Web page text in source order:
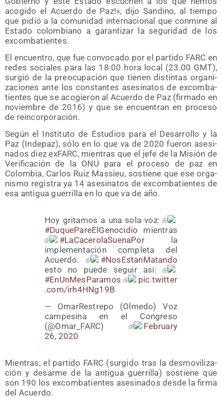
aco­gi­do el Acuer­do de Paz!», dijo San­dino, al tiem­po
que pidió a la comu­ni­dad inter­na­cio­nal que con­mi­ne al
Esta­do colom­biano a garan­ti­zar la segu­ri­dad de los
excombatientes.
El encuen­tro, que fue con­vo­ca­do por el par­ti­do FARC en
redes socia­les para las 18.00 hora local (23.00 GMT),
sur­gió de la preo­cu­pa­ción que tie­nen dis­tin­tas orga­ni­
za­cio­nes ante los cons­tan­tes ase­si­na­tos de excom­ba­
tien­tes que se aco­gie­ron al Acuer­do de Paz (fir­ma­do en
noviem­bre de 2016) y que se encuen­tran en pro­ce­so
de reincorporación.
Según el Ins­ti­tu­to de Estu­dios para el Desa­rro­llo y la
Paz (Inde­paz), sólo en lo que va de 2020 fue­ron ase­si­
na­dos diez exFARC, mien­tras que el jefe de la Misión de
Veri­fi­ca­ción de la ONU para el pro­ce­so de paz en
Colom­bia, Car­los Ruiz Mas­sieu, sos­tie­ne que ese orga­
nis­mo regis­tra ya 14 ase­si­na­tos de excom­ba­tien­tes de
esa anti­gua gue­rri­lla en lo que va de año.
Hoy gri­ta­mos a una sola voz:
#Duque­Pa­reEl­Ge­no­ci­dio mien­tras
#LaCa­ce­ro­la­Sue­na­Porla
imple­men­ta­ción com­ple­ta del
Acuer­do.
#NosEs­tan­Ma­tan­do
esto no pue­de seguir así:
#EnUn­Mes­Pa­ra­mos
pic​.twit​ter​
.com/​i​r​h​4​H​N​g​19B
— Oma­rRes­tre­po (Olme­do) Voz
cam­pe­si­na en el Con­gre­so
(@Omar_FARC)
February
26, 2020
Mien­tras, el par­ti­do FARC (sur­gi­do tras la des­mo­vi­li­za­
ción y desar­me de la anti­gua gue­rri­lla) sos­tie­ne que
son 190 los excom­ba­tien­tes ase­si­na­dos des­de la fir­ma
del Acuerdo.